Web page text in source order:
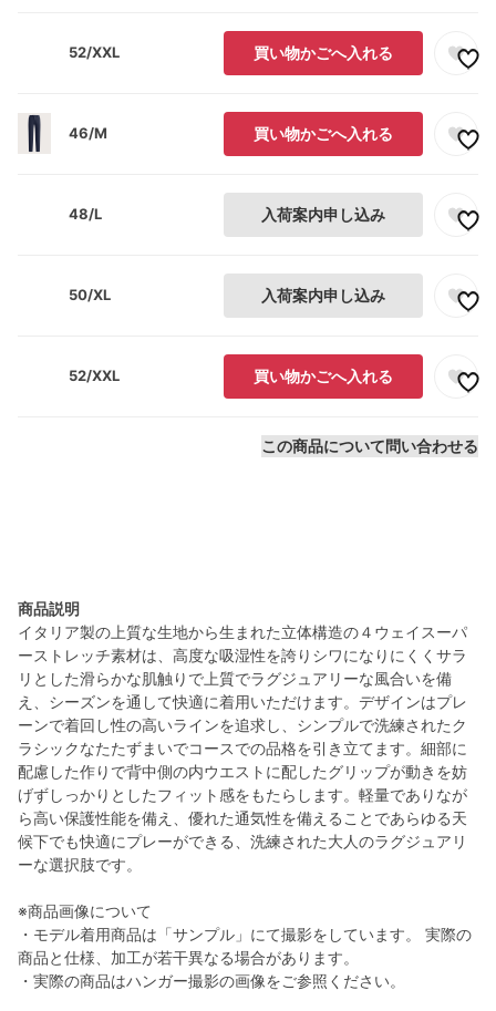
52/XXL 買い物かごへ入れる
46/M 買い物かごへ入れる
48/L 入荷案内申し込み
50/XL 入荷案内申し込み
52/XXL 買い物かごへ入れる
この商品について問い合わせる
商品説明
イタリア製の上質な生地から生まれた立体構造の４ウェイスーパ
ーストレッチ素材は、高度な吸湿性を誇りシワになりにくくサラ
リとした滑らかな肌触りで上質でラグジュアリーな風合いを備
え、シーズンを通して快適に着用いただけます。デザインはプレ
ーンで着回し性の高いラインを追求し、シンプルで洗練されたク
ラシックなたたずまいでコースでの品格を引き立てます。細部に
配慮した作りで背中側の内ウエストに配したグリップが動きを妨
げずしっかりとしたフィット感をもたらします。軽量でありなが
ら高い保護性能を備え、優れた通気性を備えることであらゆる天
候下でも快適にプレーができる、洗練された大人のラグジュアリ
ーな選択肢です。
※商品画像について
・モデル着用商品は「サンプル」にて撮影をしています。 実際の
商品と仕様、加工が若干異なる場合があります。
・実際の商品はハンガー撮影の画像をご参照ください。